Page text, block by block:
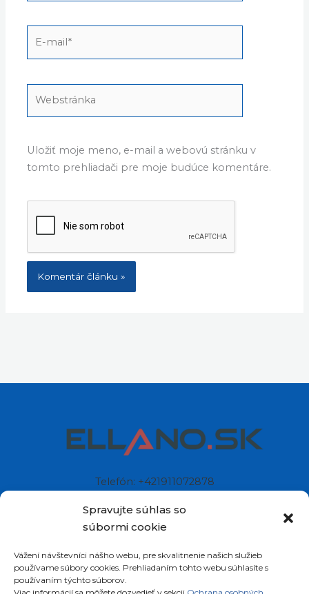
Spravujte súhlas so
súbormi cookie
Vážení návštevníci nášho webu, pre skvalitnenie našich služieb
používame súbory cookies. Prehliadaním tohto webu súhlasíte s
používaním týchto súborov.
Uložiť moje meno, e-mail a webovú stránku v
tomto prehliadači pre moje budúce komentáre.
Telefón: +421911072878
Sídlo: Štiavnička 211/49